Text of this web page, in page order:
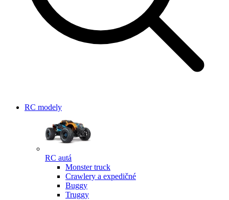
RC modely
RC autá
Monster truck
Crawlery a expedičné
Buggy
Truggy